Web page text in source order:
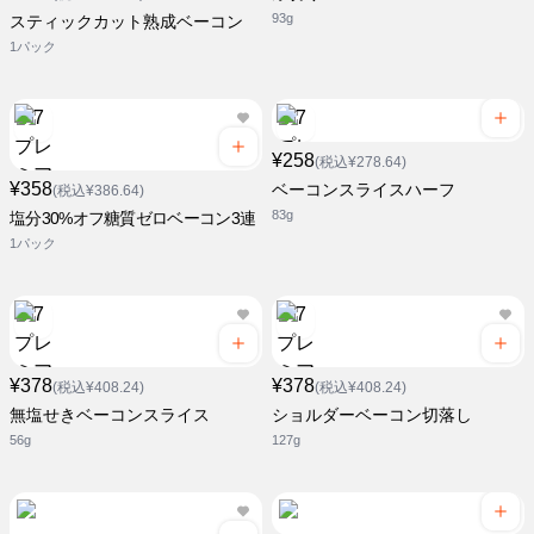
スティックカット熟成ベーコン
1パック
93g
¥358(税込¥386.64)
塩分30%オフ糖質ゼロベーコン3連
1パック
¥258(税込¥278.64)
ベーコンスライスハーフ
83g
¥378(税込¥408.24)
無塩せきベーコンスライス
56g
¥378(税込¥408.24)
ショルダーベーコン切落し
127g